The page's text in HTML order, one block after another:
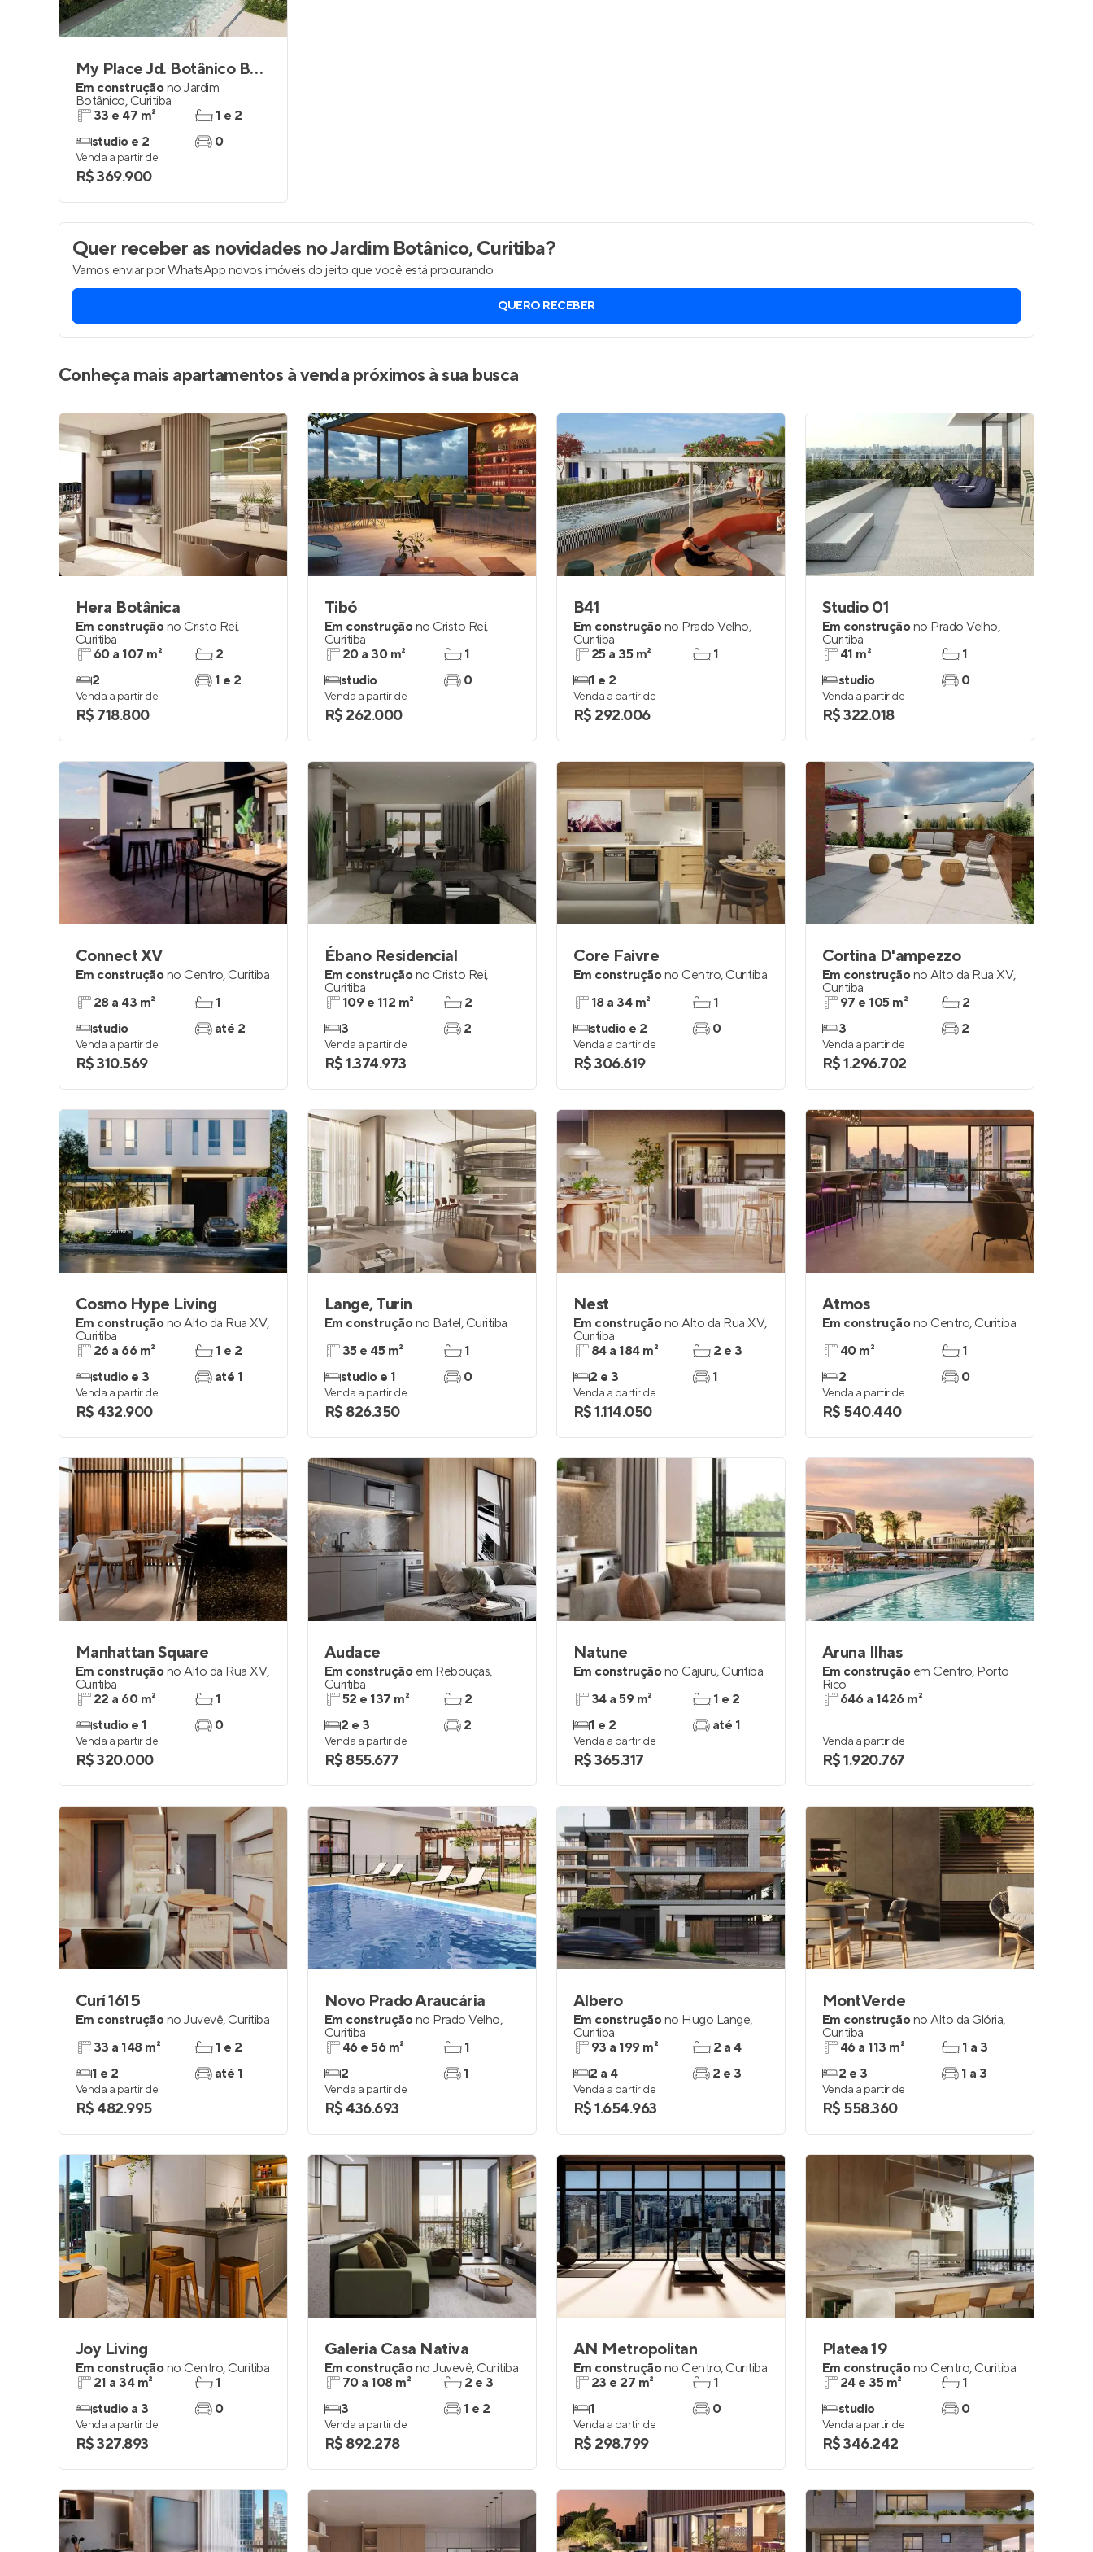
My Place Jd. Botânico By Helbor
Em construçãono Jardim
Botânico, Curitiba
33 e 47 m²
studio e 2
1 e 2
0
Venda a partir de
R$ 369.900
Quer receber as novidades no Jardim Botânico, Curitiba?
Vamos enviar por WhatsApp novos imóveis do jeito que você está procurando.
QUERO RECEBER
Conheça mais apartamentos à venda próximos à sua busca
Hera Botânica
Em construçãono Cristo Rei,
Curitiba
60 a 107 m²
2
2
1 e 2
Venda a partir de
R$ 718.800
Tibó
Em construçãono Cristo Rei,
Curitiba
20 a 30 m²
studio
1
0
Venda a partir de
R$ 262.000
B41
Em construçãono Prado Velho,
Curitiba
25 a 35 m²
1 e 2
1
Venda a partir de
R$ 292.006
Studio 01
Em construçãono Prado Velho,
Curitiba
41 m²
studio
1
0
Venda a partir de
R$ 322.018
Connect XV
Em construçãono Centro, Curitiba
28 a 43 m²
studio
1
até 2
Venda a partir de
R$ 310.569
Ébano Residencial
Em construçãono Cristo Rei,
Curitiba
109 e 112 m²
3
2
2
Venda a partir de
R$ 1.374.973
Core Faivre
Em construçãono Centro, Curitiba
18 a 34 m²
studio e 2
1
0
Venda a partir de
R$ 306.619
Cortina D'ampezzo
Em construçãono Alto da Rua XV,
Curitiba
97 e 105 m²
3
2
2
Venda a partir de
R$ 1.296.702
Cosmo Hype Living
Em construçãono Alto da Rua XV,
Curitiba
26 a 66 m²
studio e 3
1 e 2
até 1
Venda a partir de
R$ 432.900
Lange, Turin
Em construçãono Batel, Curitiba
35 e 45 m²
studio e 1
1
0
Venda a partir de
R$ 826.350
Nest
Em construçãono Alto da Rua XV,
Curitiba
84 a 184 m²
2 e 3
2 e 3
1
Venda a partir de
R$ 1.114.050
Atmos
Em construçãono Centro, Curitiba
40 m²
2
1
0
Venda a partir de
R$ 540.440
Manhattan Square
Em construçãono Alto da Rua XV,
Curitiba
22 a 60 m²
studio e 1
1
0
Venda a partir de
R$ 320.000
Audace
Em construção em Rebouças,
Curitiba
52 e 137 m²
2 e 3
2
2
Venda a partir de
R$ 855.677
Natune
Em construçãono Cajuru, Curitiba
34 a 59 m²
1 e 2
1 e 2
até 1
Venda a partir de
R$ 365.317
Aruna Ilhas
Em construção em Centro, Porto
Rico
646 a 1426 m²
Venda a partir de
R$ 1.920.767
Curí 1615
Em construçãono Juvevê, Curitiba
33 a 148 m²
1 e 2
1 e 2
até 1
Venda a partir de
R$ 482.995
Novo Prado Araucária
Em construçãono Prado Velho,
Curitiba
46 e 56 m²
2
1
1
Venda a partir de
R$ 436.693
Albero
Em construçãono Hugo Lange,
Curitiba
93 a 199 m²
2 a 4
2 a 4
2 e 3
Venda a partir de
R$ 1.654.963
MontVerde
Em construçãono Alto da Glória,
Curitiba
46 a 113 m²
2 e 3
1 a 3
1 a 3
Venda a partir de
R$ 558.360
Joy Living
Em construçãono Centro, Curitiba
21 a 34 m²
studio a 3
1
0
Venda a partir de
R$ 327.893
Galeria Casa Nativa
Em construçãono Juvevê, Curitiba
70 a 108 m²
3
2 e 3
1 e 2
Venda a partir de
R$ 892.278
AN Metropolitan
Em construçãono Centro, Curitiba
23 e 27 m²
1
1
0
Venda a partir de
R$ 298.799
Platea 19
Em construçãono Centro, Curitiba
24 e 35 m²
studio
1
0
Venda a partir de
R$ 346.242